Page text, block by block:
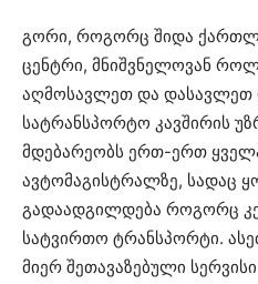
გორი, როგორც შიდა
ცენტრი, მნიშვნელოვან
აღმოსავლეთ და დასავლეთ
სატრანსპორტო კავშირის
მდებარეობს ერთ-ერთ
ავტომაგისტრალზე, სადაც
გადაადგილდება როგორც
სატვირთო ტრანსპორტი. ასეთ
მიერ შეთავაზებული